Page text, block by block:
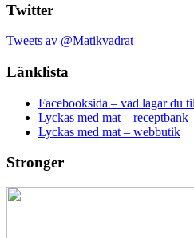
Twitter
Tweets av @Matikvadrat
Länklista
Facebooksida – vad lagar du
Lyckas med mat – receptbank
Lyckas med mat – webbutik
Stronger